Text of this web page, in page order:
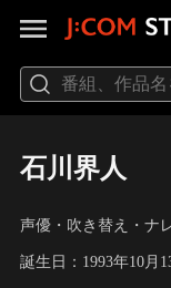
石川界人
声優・吹き替え・ナ
誕生日：1993年10月